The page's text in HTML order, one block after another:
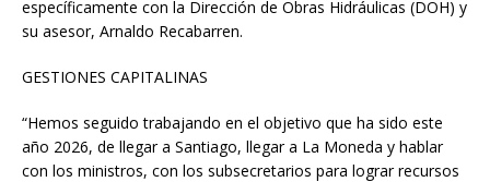
específicamente con la Dirección de Obras Hidráulicas (DOH) y
su asesor, Arnaldo Recabarren.
GESTIONES CAPITALINAS
“Hemos seguido trabajando en el objetivo que ha sido este
año 2026, de llegar a Santiago, llegar a La Moneda y hablar
con los ministros, con los subsecretarios para lograr recursos